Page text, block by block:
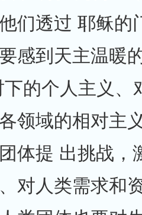
们透过 耶稣的
感到天主温暖
下的个人主义、
领域的相对主
体提 出挑战，
对人类需求和